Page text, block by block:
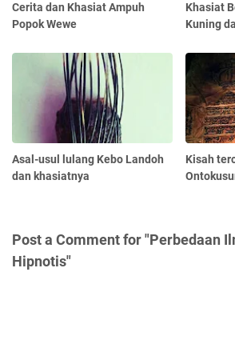
Cerita dan Khasiat Ampuh
Popok Wewe
Khasiat
Kuning
Asal-usul lulang Kebo Landoh
dan khasiatnya
Kisah
Post a Comment for "Perbedaan
Hipnotis"